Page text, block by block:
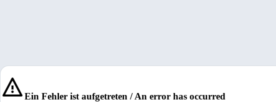
Ein Fehler ist aufgetreten / An error has occurred